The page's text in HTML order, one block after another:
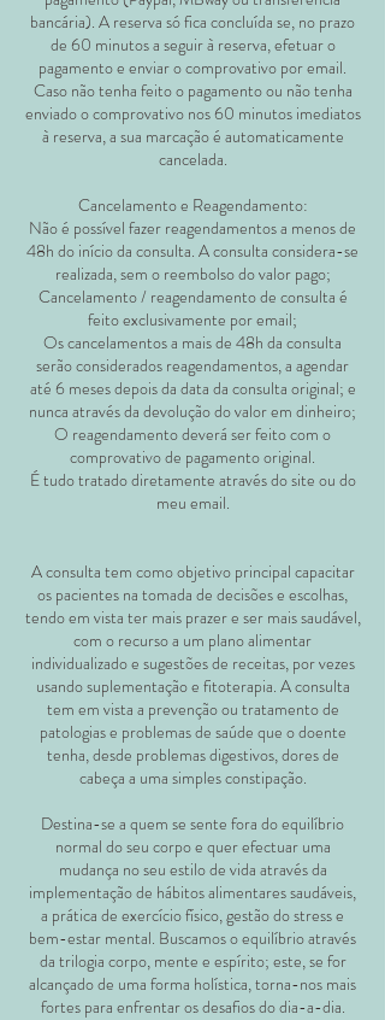
bancária). A reserva só fica concluída se, no prazo
de 60 minutos a seguir à reserva, efetuar o
pagamento e enviar o comprovativo por email.
Caso não tenha feito o pagamento ou não tenha
enviado o comprovativo nos 60 minutos imediatos
à reserva, a sua marcação é automaticamente
cancelada.
Cancelamento e Reagendamento:
Não é possível fazer reagendamentos a menos de
48h do início da consulta. A consulta considera-se
realizada, sem o reembolso do valor pago;
Cancelamento / reagendamento de consulta é
feito exclusivamente por email;
Os cancelamentos a mais de 48h da consulta
serão considerados reagendamentos, a agendar
até 6 meses depois da data da consulta original; e
nunca através da devolução do valor em dinheiro;
O reagendamento deverá ser feito com o
comprovativo de pagamento original.
É tudo tratado diretamente através do site ou do
meu email.
A consulta tem como objetivo principal capacitar
os pacientes na tomada de decisões e escolhas,
tendo em vista ter mais prazer e ser mais saudável,
com o recurso a um plano alimentar
individualizado e sugestões de receitas, por vezes
usando suplementação e fitoterapia. A consulta
tem em vista a prevenção ou tratamento de
patologias e problemas de saúde que o doente
tenha, desde problemas digestivos, dores de
cabeça a uma simples constipação.
Destina-se a quem se sente fora do equilíbrio
normal do seu corpo e quer efectuar uma
mudança no seu estilo de vida através da
implementação de hábitos alimentares saudáveis,
a prática de exercício físico, gestão do stress e
bem-estar mental. Buscamos o equilíbrio através
da trilogia corpo, mente e espírito; este, se for
alcançado de uma forma holística, torna-nos mais
fortes para enfrentar os desafios do dia-a-dia.